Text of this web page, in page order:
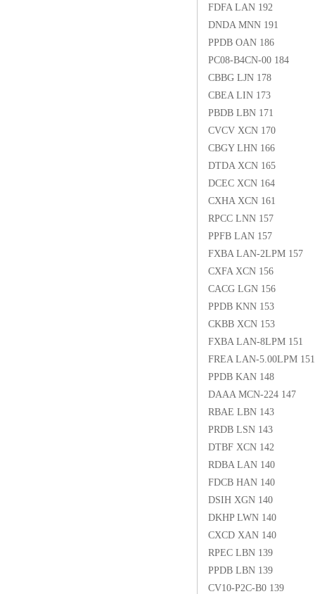
FDFA LAN 192
DNDA MNN 191
PPDB OAN 186
PC08-B4CN-00 184
CBBG LJN 178
CBEA LIN 173
PBDB LBN 171
CVCV XCN 170
CBGY LHN 166
DTDA XCN 165
DCEC XCN 164
CXHA XCN 161
RPCC LNN 157
PPFB LAN 157
FXBA LAN-2LPM 157
CXFA XCN 156
CACG LGN 156
PPDB KNN 153
CKBB XCN 153
FXBA LAN-8LPM 151
FREA LAN-5.00LPM 151
PPDB KAN 148
DAAA MCN-224 147
RBAE LBN 143
PRDB LSN 143
DTBF XCN 142
RDBA LAN 140
FDCB HAN 140
DSIH XGN 140
DKHP LWN 140
CXCD XAN 140
RPEC LBN 139
PPDB LBN 139
CV10-P2C-B0 139